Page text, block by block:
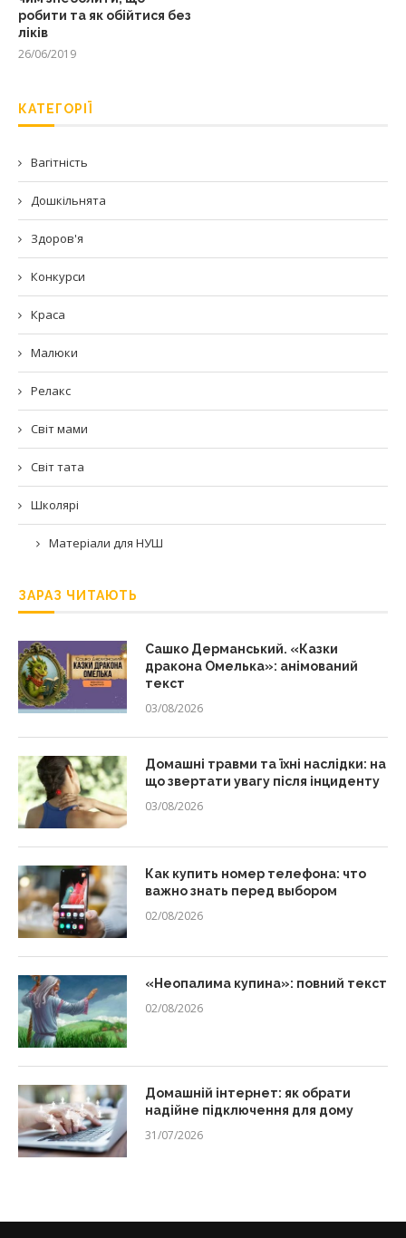
робити та як обійтися без
ліків
26/06/2019
КАТЕГОРІЇ
Вагітність
Дошкільнята
Здоров'я
Конкурси
Краса
Малюки
Релакс
Світ мами
Світ тата
Школярі
Матеріали для НУШ
ЗАРАЗ ЧИТАЮТЬ
Сашко Дерманський. «Казки
дракона Омелька»: анімований
текст
03/08/2026
Домашні травми та їхні наслідки: на
що звертати увагу після інциденту
03/08/2026
Как купить номер телефона: что
важно знать перед выбором
02/08/2026
«Неопалима купина»: повний текст
02/08/2026
Домашній інтернет: як обрати
надійне підключення для дому
31/07/2026